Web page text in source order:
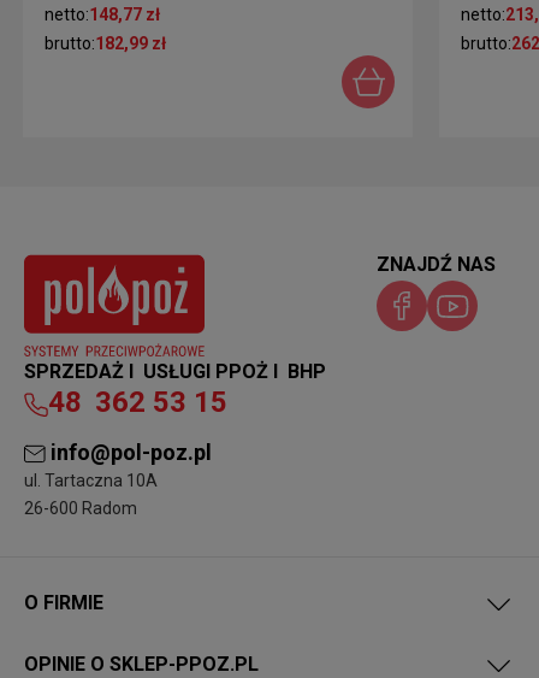
netto:148,77 zł
brutto:182,99 zł
netto:
brutto:
SPRZEDAŻ I USŁUGI PPOŻ I BHP
48 362 53 15
info@pol-poz.pl
ul. Tartaczna 10A
26-600 Radom
ZNAJDŹ NAS
O FIRMIE
OPINIE O SKLEP-PPOZ.PL